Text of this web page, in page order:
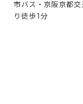
市バス・京阪京都
り徒歩1分